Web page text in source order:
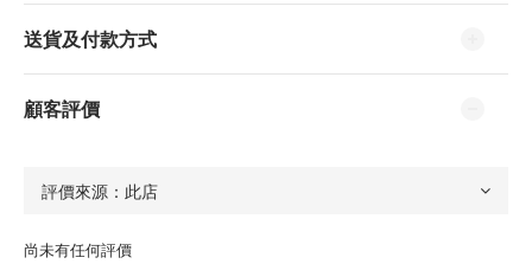
送貨及付款方式
顧客評價
尚未有任何評價